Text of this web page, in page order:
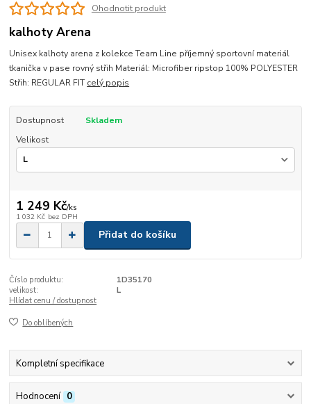
Ohodnotit produkt
kalhoty Arena
Unisex kalhoty arena z kolekce Team Line příjemný sportovní materiál
tkanička v pase rovný střih Materiál: Microfiber ripstop 100% POLYESTER
Střih: REGULAR FIT celý popis
Dostupnost
Skladem
Velikost
1 249 Kč/ks
1 032 Kč bez DPH
Přidat do košíku
Číslo produktu:
1D35170
velikost:
L
Hlídat cenu / dostupnost
Do oblíbených
Kompletní specifikace
Hodnocení 0